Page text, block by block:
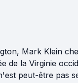
Mark Klein
de la Virginie
peut-être pas